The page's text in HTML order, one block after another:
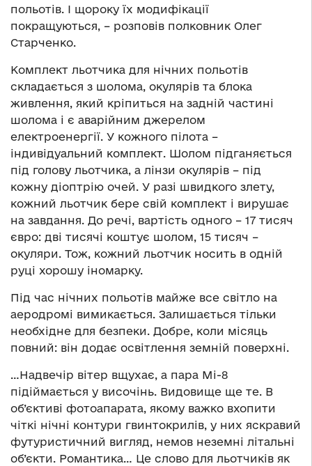
польотів. І щороку їх модифікації
покращуються, – розповів полковник Олег
Старченко.
Комплект льотчика для нічних польотів
складається з шолома, окулярів та блока
живлення, який кріпиться на задній частині
шолома і є аварійним джерелом
електроенергії. У кожного пілота –
індивідуальний комплект. Шолом підганяється
під голову льотчика, а лінзи окулярів – під
кожну діоптрію очей. У разі швидкого злету,
кожний льотчик бере свій комплект і вирушає
на завдання. До речі, вартість одного – 17 тисяч
євро: дві тисячі коштує шолом, 15 тисяч –
окуляри. Тож, кожний льотчик носить в одній
руці хорошу іномарку.
Під час нічних польотів майже все світло на
аеродромі вимикається. Залишається тільки
необхідне для безпеки. Добре, коли місяць
повний: він додає освітлення земній поверхні.
…Надвечір вітер вщухає, а пара Мі-8
підіймається у височінь. Видовище ще те. В
об’єктиві фотоапарата, якому важко вхопити
чіткі нічні контури гвинтокрилів, у них яскравий
футуристичний вигляд, немов неземні літальні
об’єкти. Романтика… Це слово для льотчиків як